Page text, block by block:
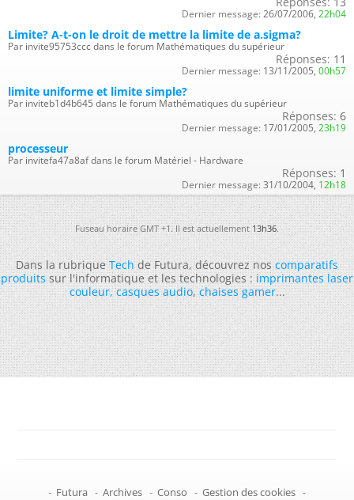
Dernier message: 26/07/2006, 22h04
Limite? A-t-on le droit de mettre la limite de a.sigma?
Par invite95753ccc dans le forum Mathématiques du supérieur
Réponses: 11
Dernier message: 13/11/2005, 00h57
limite uniforme et limite simple?
Par inviteb1d4b645 dans le forum Mathématiques du supérieur
Réponses: 6
Dernier message: 17/01/2005, 23h19
processeur
Par invitefa47a8af dans le forum Matériel - Hardware
Réponses: 1
Dernier message: 31/10/2004, 12h18
Fuseau horaire GMT +1. Il est actuellement13h36.
Dans la rubriqueTechde Futura, découvrez noscomparatifs
produitssur l'informatique et les technologies :imprimantes laser
couleur,casques audio,chaises gamer...
- Futura - Archives - Conso - Gestion des cookies -